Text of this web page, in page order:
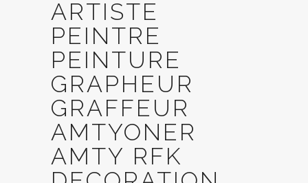
ARTISTE
PEINTRE
PEINTURE
GRAPHEUR
GRAFFEUR
AMTYONER
AMTY RFK